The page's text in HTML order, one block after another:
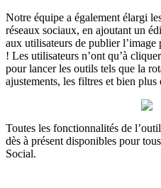
Notre équipe a également élargi
réseaux sociaux, en ajoutant un
aux utilisateurs de publier l’image
! Les utilisateurs n’ont qu’à
pour lancer les outils tels que la
ajustements, les filtres et bien plus
Toutes les fonctionnalités de
dès à présent disponibles pour
Social.